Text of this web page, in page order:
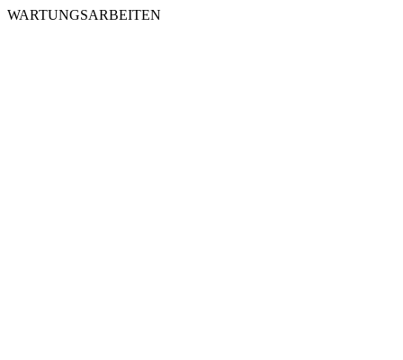
WARTUNGSARBEITEN